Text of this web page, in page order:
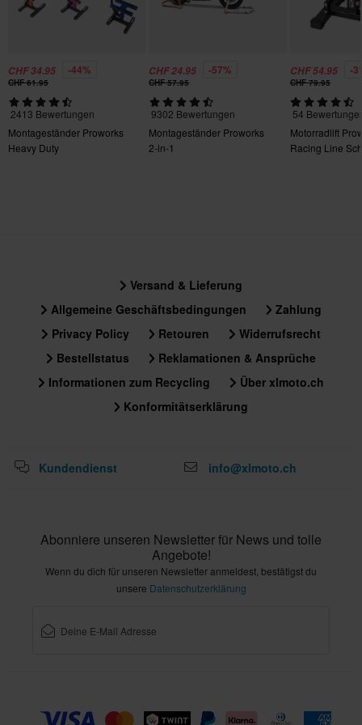
CHF 34.95 -44%
CHF 61.95
2413 Bewertungen
Montageständer Proworks
Heavy Duty
CHF 24.95 -57%
CHF 57.95
9302 Bewertungen
Montageständer Proworks
2-in-1
CHF 54.95 -
CHF 79.95
54
Motorradlift
Racing Line
Versand & Lieferung
Allgemeine Geschäftsbedingungen
Zahlung
Privacy Policy
Retouren
Widerrufsrecht
Bestellstatus
Reklamationen & Ansprüche
Informationen zum Recycling
Über xlmoto.ch
Konformitätserklärung
Kundendienst info@xlmoto.ch
Abonniere unseren Newsletter für News und tolle
Angebote!
Wenn du dich für unseren Newsletter anmeldest, bestätigst du
unsere Datenschutzerklärung